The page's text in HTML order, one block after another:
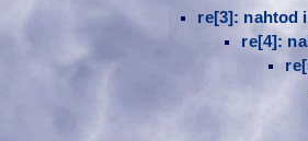
re[3]: nahtod
re[4]: